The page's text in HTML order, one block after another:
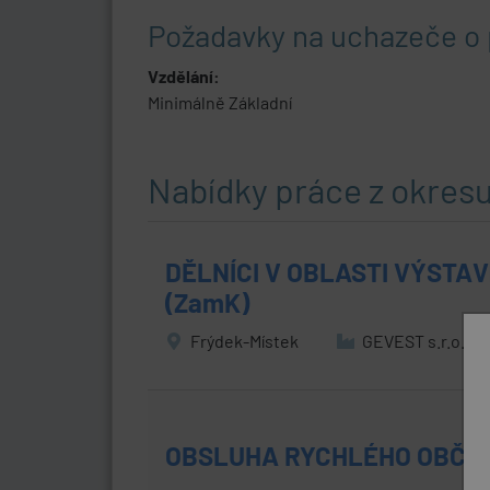
Požadavky na uchazeče o
Vzdělání:
Minimálně Základní
Nabídky práce z okresu
DĚLNÍCI V OBLASTI
(ZamK)
Frýdek-Místek GEVEST s.r.o.
OBSLUHA RYCHLÉHO